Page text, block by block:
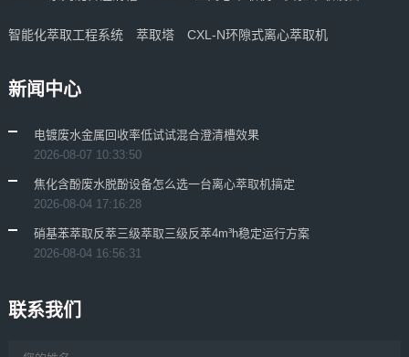
智能化萃取工程系统 萃取塔 CXL-N环隙式离心萃取机
新闻中心
电镀废水金属回收率低试试混合澄清槽效果
2026-08-07 10:33:50
焦化含酚废水脱酚设备怎么选一台离心萃取机搞定
2026-08-04 17:16:28
硝基苯萃取反萃三级萃取三级反萃4m³h稳定运行方案
2026-08-04 16:56:31
联系我们